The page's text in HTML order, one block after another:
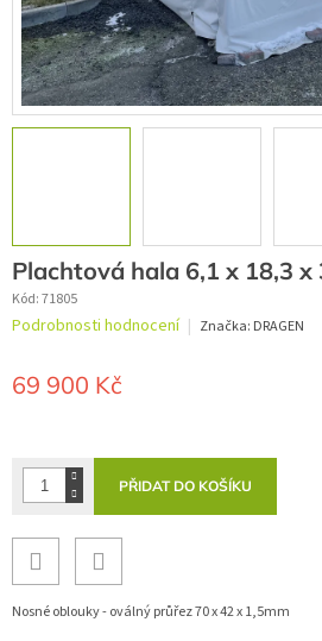
Plachtová hala 6,1 x 18,3 x
Kód:71805
Průměrné
je
0,0
Podrobnosti hodnocení Značka: DRAGEN
69 900 Kč
PŘIDAT DO KOŠÍKU
Nosné oblouky - oválný průřez 70 x 42 x 1,5mm